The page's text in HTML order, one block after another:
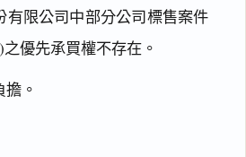
有限公司中部分公司標售案件
優先承買權不存在。
。